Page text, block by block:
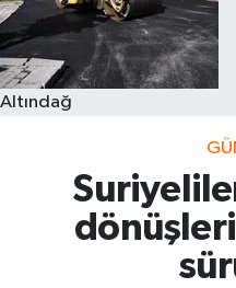
Altındağ